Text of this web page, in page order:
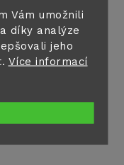
Vám umožnili
díky analýze
jeho
Více informací
top. Můžu na
pronájem
.